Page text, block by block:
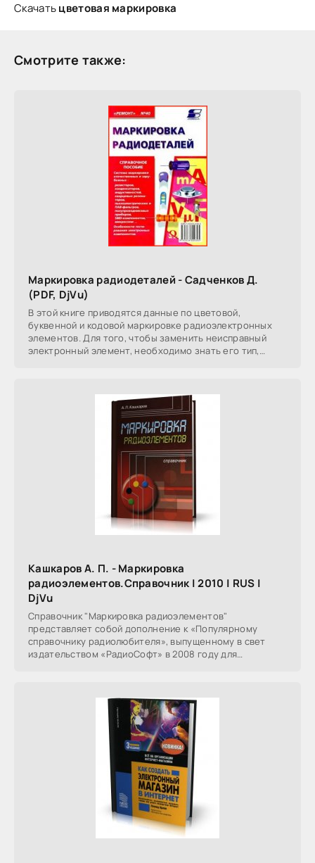
Скачатьцветовая маркировка
Смотрите также:
Маркировка радиодеталей - Садченков Д.
(PDF, DjVu)
В этой книге приводятся данные по цветовой,
буквенной и кодовой маркировке радиоэлектронных
элементов. Для того, чтобы заменить неисправный
электронный элемент, необходимо знать его тип,
Кашкаров А. П. - Маркировка
радиоэлементов.Справочник | 2010 | RUS |
DjVu
Справочник "Маркировка радиоэлементов"
представляет собой дополнение к «Популярному
справочнику радиолюбителя», выпущенному в свет
издательством «РадиоСофт» в 2008 году для